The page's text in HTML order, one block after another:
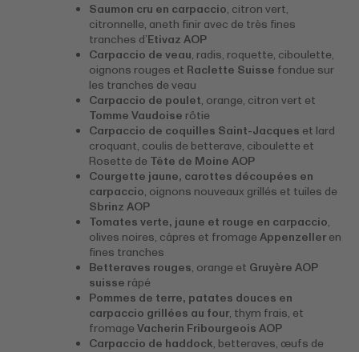
Saumon cru en carpaccio, citron vert,
citronnelle, aneth finir avec de très fines
tranches d’Etivaz AOP
Carpaccio de veau, radis, roquette, ciboulette,
oignons rouges et Raclette Suisse fondue sur
les tranches de veau
Carpaccio de poulet, orange, citron vert et
Tomme Vaudoise rôtie
Carpaccio de coquilles Saint-Jacques et lard
croquant, coulis de betterave, ciboulette et
Rosette de Tête de Moine AOP
Courgette jaune, carottes découpées en
carpaccio, oignons nouveaux grillés et tuiles de
Sbrinz AOP
Tomates verte, jaune et rouge en carpaccio,
olives noires, câpres et fromageAppenzeller en
fines tranches
Betteraves rouges, orange et Gruyère AOP
suisse râpé
Pommes de terre, patates douces en
carpaccio grillées au four, thym frais, et
fromageVacherin Fribourgeois AOP
Carpaccio de haddock, betteraves, œufs de